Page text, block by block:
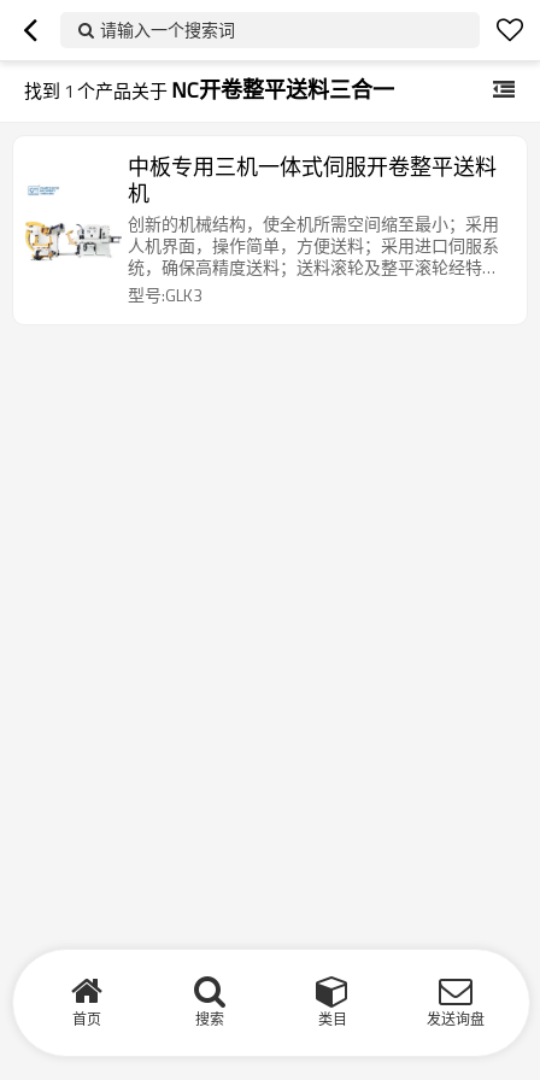
请输入一个搜索词
找到 1 个产品关于NC开卷整平送料三合一
中板专用三机一体式伺服开卷整平送料
机
创新的机械结构，使全机所需空间缩至最小；采用
人机界面，操作简单，方便送料；采用进口伺服系
统，确保高精度送料；送料滚轮及整平滚轮经特殊
热处理，硬度高（HRC62°）；可根据需要求定制方
案。
型号:GLK3
首页 搜索 类目 发送询盘